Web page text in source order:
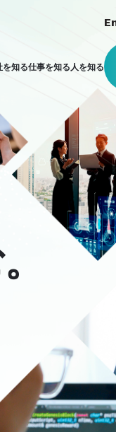
を知る仕事を知る 人を知る
。